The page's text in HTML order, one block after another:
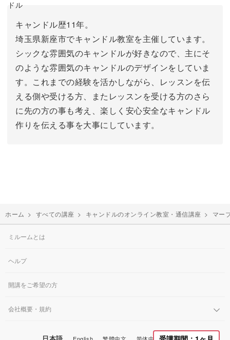
キャンドル歴11年。
埼玉県新座市でキャンドル教室を主催しています。
シックな雰囲気のキャンドルが好きなので、主にそ
のような雰囲気のキャンドルのデザインをしていま
す。これまでの経験を活かしながら、レッスンを伝
える側や受ける方、またレッスンを受ける方のさら
に先の方の事も考え、楽しく安心安全なキャンドル
作りを伝える事を大事にしています。
ホーム > すべての講座 > キャンドルのオンライン教室・通信講座 > マー
ミルームとは
ヘルプ
開講をご希望の方
会社概要・規約
日本語 English 繁體中文 简体中文 한국어